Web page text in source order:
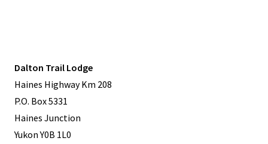
Dalton Trail Lodge
Haines Highway Km 208
P.O. Box 5331
Haines Junction
Yukon Y0B 1L0